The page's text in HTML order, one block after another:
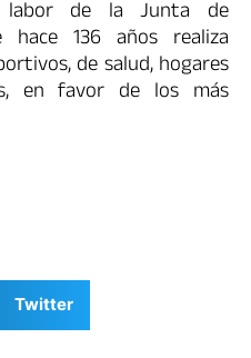
labor de la Junta de
hace 136 años realiza
de salud, hogares
en favor de los más
Twitter